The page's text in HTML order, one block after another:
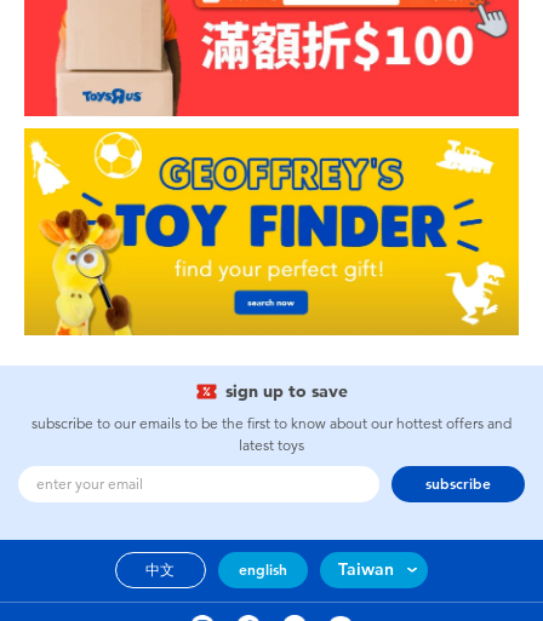
sign up to save
subscribe to our emails to be the first to know about our hottest offers and
latest toys
subscribe
中文 english Taiwan